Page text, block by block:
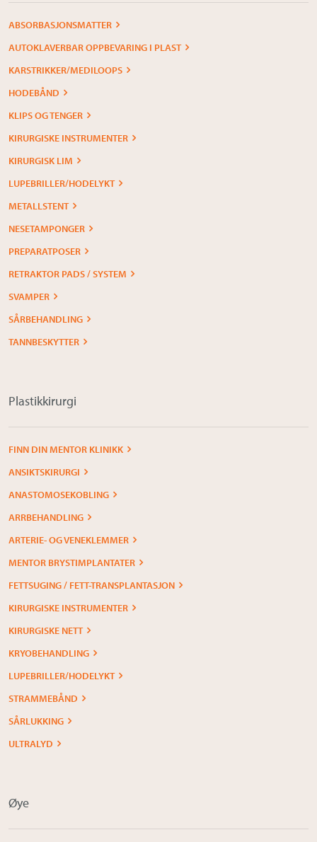
ABSORBASJONSMATTER
AUTOKLAVERBAR OPPBEVARING I PLAST
KARSTRIKKER/MEDILOOPS
HODEBÅND
KLIPS OG TENGER
KIRURGISKE INSTRUMENTER
KIRURGISK LIM
LUPEBRILLER/HODELYKT
METALLSTENT
NESETAMPONGER
PREPARATPOSER
RETRAKTOR PADS / SYSTEM
SVAMPER
SÅRBEHANDLING
TANNBESKYTTER
Plastikkirurgi
FINN DIN MENTOR KLINIKK
ANSIKTSKIRURGI
ANASTOMOSEKOBLING
ARRBEHANDLING
ARTERIE- OG VENEKLEMMER
MENTOR BRYSTIMPLANTATER
FETTSUGING / FETT-TRANSPLANTASJON
KIRURGISKE INSTRUMENTER
KIRURGISKE NETT
KRYOBEHANDLING
LUPEBRILLER/HODELYKT
STRAMMEBÅND
SÅRLUKKING
ULTRALYD
Øye